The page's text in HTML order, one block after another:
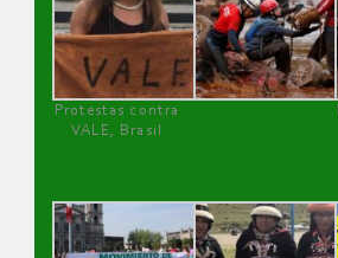
Protestas contra
VALE, Brasil